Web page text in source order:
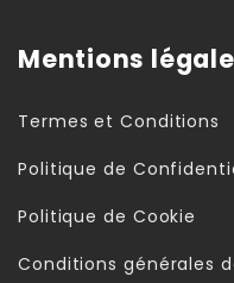
Mentions
Termes et Conditions
Politique de
Politique de Cookie
Conditions générales